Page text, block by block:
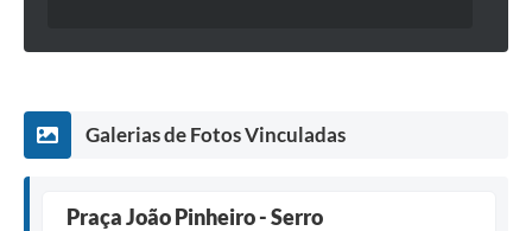
Galerias de Fotos Vinculadas
Praça João Pinheiro - Serro